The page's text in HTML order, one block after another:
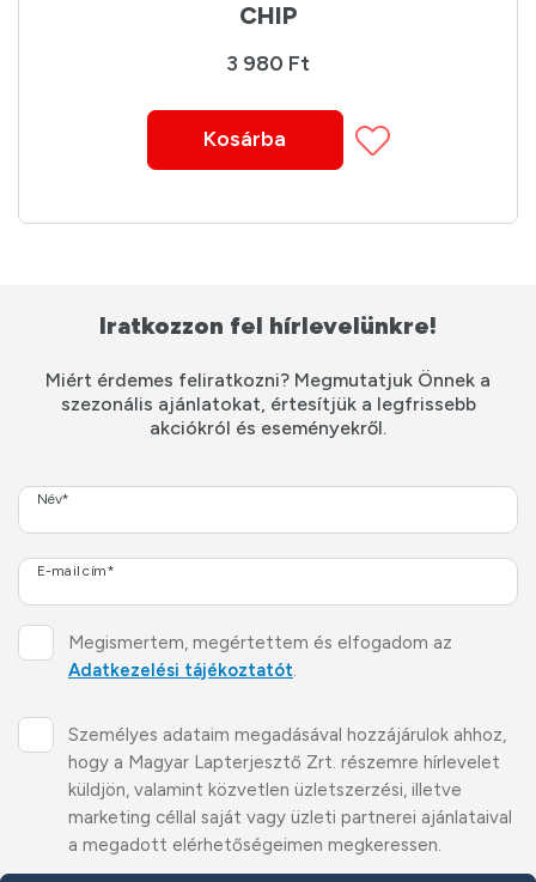
CHIP
3 980 Ft
Kosárba
Iratkozzon fel hírlevelünkre!
Miért érdemes feliratkozni? Megmutatjuk Önnek a
szezonális ajánlatokat, értesítjük a legfrissebb
akciókról és eseményekről.
Név*
E-mail cím*
Megismertem, megértettem és elfogadom az
Adatkezelési tájékoztatót.
Személyes adataim megadásával hozzájárulok ahhoz,
hogy a Magyar Lapterjesztő Zrt. részemre hírlevelet
küldjön, valamint közvetlen üzletszerzési, illetve
marketing céllal saját vagy üzleti partnerei ajánlataival
a megadott elérhetőségeimen megkeressen.